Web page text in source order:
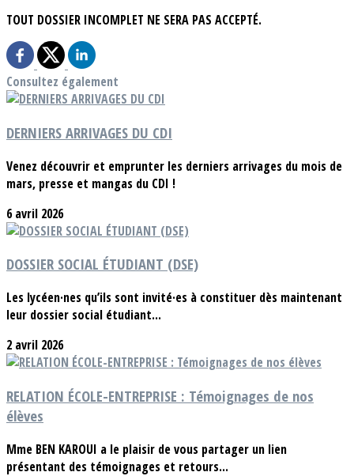
TOUT DOSSIER INCOMPLET NE SERA PAS ACCEPTÉ.
Consultez également
DERNIERS ARRIVAGES DU CDI
Venez découvrir et emprunter les derniers arrivages du mois de
mars, presse et mangas du CDI !
6 avril 2026
DOSSIER SOCIAL ÉTUDIANT (DSE)
Les lycéen·nes qu’ils sont invité·es à constituer dès maintenant
leur dossier social étudiant...
2 avril 2026
RELATION ÉCOLE-ENTREPRISE : Témoignages de nos
élèves
Mme BEN KAROUI a le plaisir de vous partager un lien
présentant des témoignages et retours...